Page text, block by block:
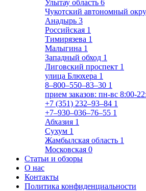
Улытау область 6
Чукотский автономный
Анадырь 3
Российская 1
Тимирязева 1
Малыгина 1
Западный обход 1
Лиговский проспект 1
улица Блюхера 1
8‒800‒550‒83‒30 1
прием заказов: пн-вс 8:00-
+7 (351) 232‒93‒84 1
+7‒930‒036‒76‒55 1
Абхазия 1
Сухум 1
Жамбылская область 1
Московская 0
Статьи и обзоры
О нас
Контакты
Политика конфиденциальности